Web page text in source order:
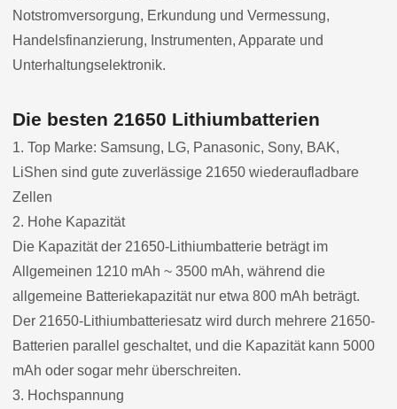
Notstromversorgung, Erkundung und Vermessung,
Handelsfinanzierung, Instrumenten, Apparate und
Unterhaltungselektronik.
Die besten 21650 Lithiumbatterien
1. Top Marke: Samsung, LG, Panasonic, Sony, BAK,
LiShen sind gute zuverlässige 21650 wiederaufladbare
Zellen
2. Hohe Kapazität
Die Kapazität der 21650-Lithiumbatterie beträgt im
Allgemeinen 1210 mAh ~ 3500 mAh, während die
allgemeine Batteriekapazität nur etwa 800 mAh beträgt.
Der 21650-Lithiumbatteriesatz wird durch mehrere 21650-
Batterien parallel geschaltet, und die Kapazität kann 5000
mAh oder sogar mehr überschreiten.
3. Hochspannung